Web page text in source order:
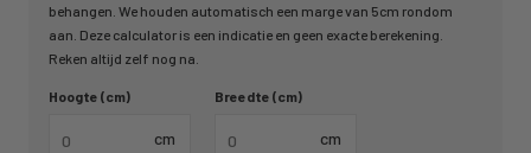
behangen. We houden automatisch een marge van 5cm rondom
aan. Deze calculator is een indicatie en geen exacte berekening.
Reken altijd zelf nog na.
Hoogte (cm)
cm
Breedte (cm)
cm